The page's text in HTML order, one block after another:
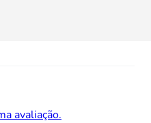
avaliação.